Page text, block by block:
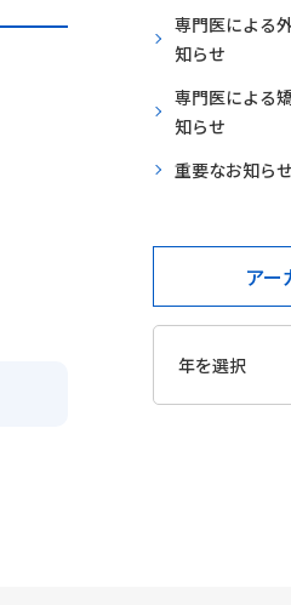
専門医による
知らせ
専門医による
知らせ
重要なお知らせ
アー